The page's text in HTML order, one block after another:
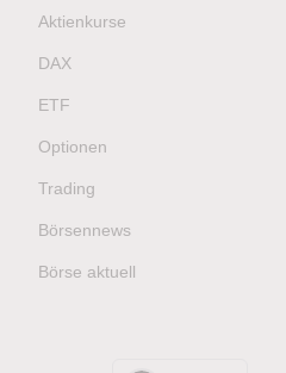
Aktienkurse
DAX
ETF
Optionen
Trading
Börsennews
Börse aktuell